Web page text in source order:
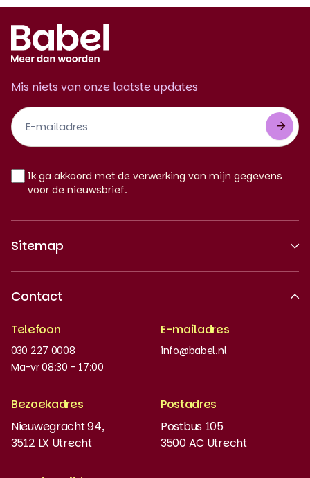
Mis niets van onze laatste updates
Footer
Newsletter
NL
Ik ga akkoord met de verwerking van mijn gegevens
voor de nieuwsbrief.
Sitemap
Nieuws en updates
Instaptoets
MyBabel
Contact
Telefoon
030 227 0008
Ma-vr 08:30 - 17:00
E-mailadres
info@babel.nl
Bezoekadres
Nieuwegracht 94,
3512 LX Utrecht
Postadres
Postbus 105
3500 AC Utrecht